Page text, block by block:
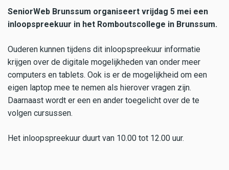
SeniorWeb Brunssum organiseert vrijdag 5 mei een
inloopspreekuur in het Romboutscollege in Brunssum.
Ouderen kunnen tijdens dit inloopspreekuur informatie
krijgen over de digitale mogelijkheden van onder meer
computers en tablets. Ook is er de mogelijkheid om een
eigen laptop mee te nemen als hierover vragen zijn.
Daarnaast wordt er een en ander toegelicht over de te
volgen cursussen.
Het inloopspreekuur duurt van 10.00 tot 12.00 uur.